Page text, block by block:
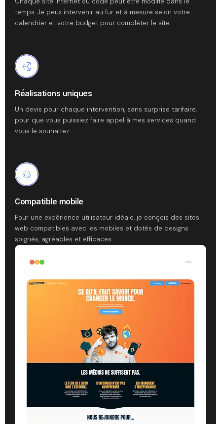
temps. Je peux intervenir au fur et à mesure selon votre
calendrier et votre budget pour compléter le site.
Réalisations uniques
Un devis pour chaque intervention, sans surprise tarifaire,
pour que vous puissiez faire appel à mes services quand
vous le souhaitez.
Compatible mobile
Pour une expérience utilisateur idéale, je conçois des sites
web compatibles avec les mobiles et dotés de designs
soignés, agréables et efficaces.